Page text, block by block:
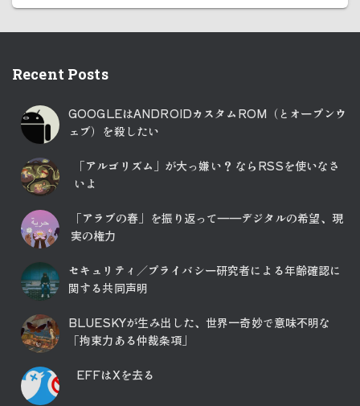
Recent Posts
GOOGLEはANDROIDカスタムROM（とオープンウ
ェブ）を殺したい
「アルゴリズム」が大っ嫌い？ ならRSSを使いなさ
いよ
「アラブの春」を振り返って――デジタルの希望、現
実の権力
セキュリティ／プライバシー研究者による年齢確認に
関する共同声明
BLUESKYが生み出した、世界一奇妙で意味不明な
「拘束力ある仲裁条項」
EFFはXを去る